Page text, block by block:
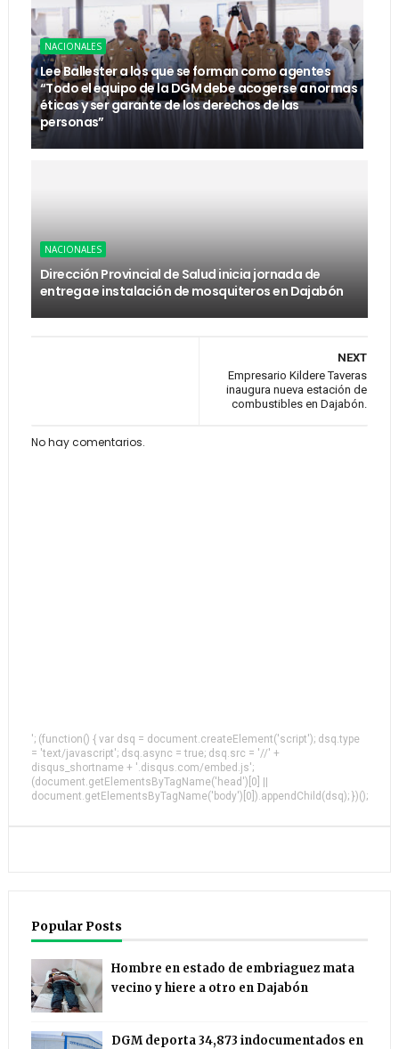
NACIONALES
Lee Ballester a los que se forman como agentes
“Todo el equipo de la DGM debe acogerse a normas
éticas y ser garante de los derechos de las
personas”
NACIONALES
Dirección Provincial de Salud inicia jornada de
entrega e instalación de mosquiteros en Dajabón
NEXT
Empresario Kildere Taveras
inaugura nueva estación de
combustibles en Dajabón.
No hay comentarios.
'; (function() { var dsq = document.createElement('script'); dsq.type
= 'text/javascript'; dsq.async = true; dsq.src = '//' +
disqus_shortname + '.disqus.com/embed.js';
(document.getElementsByTagName('head')[0] ||
document.getElementsByTagName('body')[0]).appendChild(dsq); })();
Popular Posts
Hombre en estado de embriaguez mata
vecino y hiere a otro en Dajabón
DGM deporta 34,873 indocumentados en